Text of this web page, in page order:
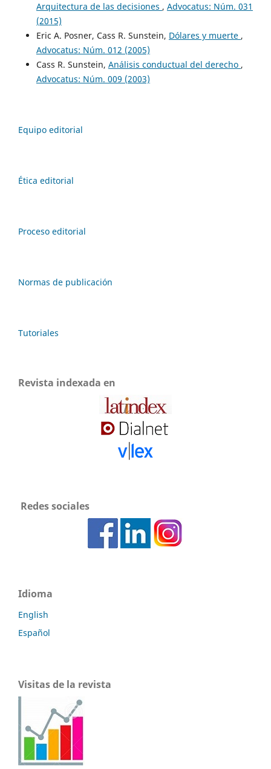
Arquitectura de las decisiones , Advocatus: Núm. 031
(2015)
Eric A. Posner, Cass R. Sunstein, Dólares y muerte ,
Advocatus: Núm. 012 (2005)
Cass R. Sunstein, Análisis conductual del derecho ,
Advocatus: Núm. 009 (2003)
Equipo editorial
Ética editorial
Proceso editorial
Normas de publicación
Tutoriales
Revista indexada en
Redes sociales
Idioma
English
Español
Visitas de la revista